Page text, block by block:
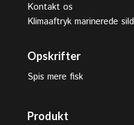
Kontakt os
Klimaaftryk marinerede sild
Opskrifter
Spis mere fisk
Produkt